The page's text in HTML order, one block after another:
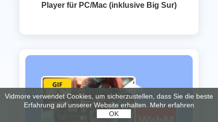
Player für PC/Mac (inklusive Big Sur)
Vidmore verwendet Cookies, um sicherzustellen, dass Sie die beste
Erfahrung auf unserer Website erhalten. Mehr erfahren
OK